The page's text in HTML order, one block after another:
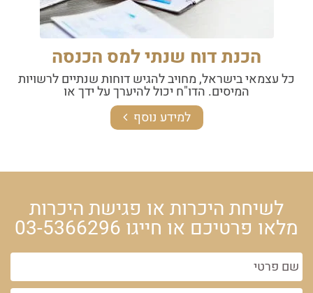
הכנת דוח שנתי למס הכנסה
כל עצמאי בישראל, מחויב להגיש דוחות שנתיים לרשויות
המיסים. הדו"ח יכול להיערך על ידך או
למידע נוסף
לשיחת היכרות או פגישת היכרות
מלאו פרטיכם או חייגו 03-5366296